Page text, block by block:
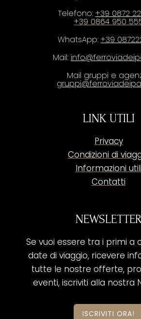
Telefono: +39 0872
+39 0864 950
WhatsApp: +39
Mail:
Mail gruppi e
LINK UTILI
Privacy
Condizioni di
Informazioni utili
Contatti
Se vuoi essere tra i primi a
date di viaggio, ricevere
tutte le nostre offerte,
eventi, iscriviti alla nostra
ISCRIVITI ORA!